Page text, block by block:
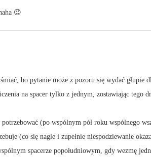
😉
bo pytanie może z pozoru się wydać
na spacer tylko z jednym, zostawiając tego
(po wspólnym pół roku wspólnego
(co się nagle i zupełnie niespodziewanie
spacerze popołudniowym, gdy wezmę